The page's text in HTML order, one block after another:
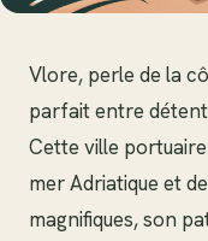
Vlore, perle de la
parfait entre
Cette ville
mer Adriatique et
magnifiques, son